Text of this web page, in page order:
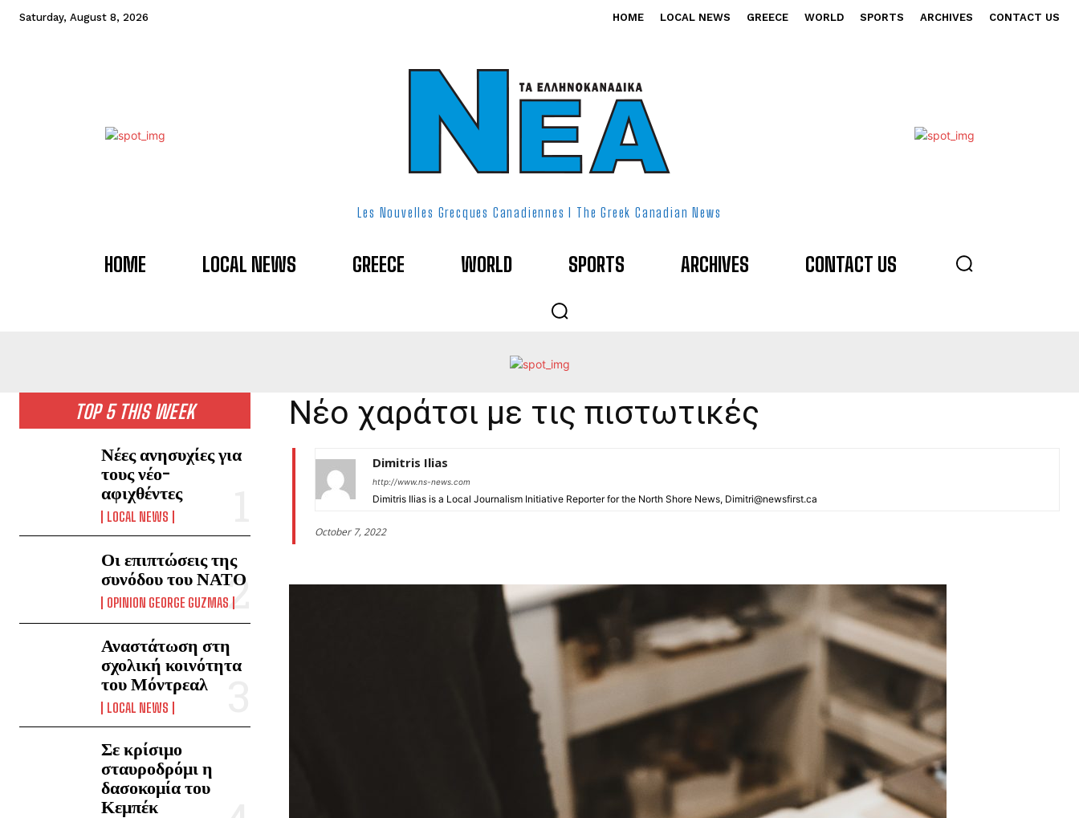
Saturday, August 8, 2026 HOME LOCAL NEWS GREECE WORLD SPORTS ARCHIVES CONTACT US
Les Nouvelles Grecques Canadiennes I The Greek Canadian News
HOME LOCAL NEWS GREECE WORLD SPORTS ARCHIVES CONTACT US
TOP 5 THIS WEEK
Νέες ανησυχίες για
τους νέο-
αφιχθέντες
LOCAL NEWS
Οι επιπτώσεις της
συνόδου του ΝΑΤΟ
OPINION GEORGE GUZMAS
Αναστάτωση στη
σχολική κοινότητα
του Μόντρεαλ
LOCAL NEWS
Σε κρίσιμο
σταυροδρόμι η
δασοκομία του
Κεμπέκ
Νέο χαράτσι με τις πιστωτικές
Dimitris Ilias
http://www.ns-news.com
Dimitris Ilias is a Local Journalism Initiative Reporter for the North Shore News, Dimitri@newsfirst.ca
October 7, 2022